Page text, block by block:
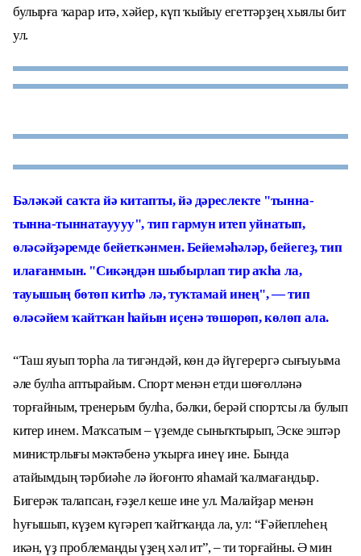
булырға ҡарар итә, хәйер, күп ҡыйыу егеттәрҙең хыялы бит
ул.
Бәләкәй саҡта йә китапты, йә дәреслекте "тынна-
тынна-тыннатауууу", тип гармун итеп уйнатып,
өләсәйҙәремде бейеткәнмен. Бейемәһәләр, бейегеҙ, тип
илағанмын. "Сикәңдән шыбырлап тир аҡһа ла,
тауышың бөтөп китһә лә, туҡтамай инең", — тип
өләсәйем ҡайтҡан һайын иҫенә төшөрөп, көлөп ала.
“Таш яуып торһа ла тигәндәй, көн дә йүгерергә сығыуыма
әле булһа аптырайым. Спорт менән етди шөғөлләнә
торғайным, тренерым булһа, бәлки, берәй спортсы ла булып
китер инем. Маҡсатым – үҙемде сыныҡтырып, Эске эштәр
министрлығы мәктәбенә уҡырға инеү ине. Бында
атайымдың тәрбиәһе лә йоғонто яһамай ҡалмағандыр.
Бигерәк талапсан, ғәҙел кеше ине ул. Малайҙар менән
һуғышып, күҙем күгәреп ҡайтҡанда ла, ул: “Ғәйеплеһең
икән, үҙ проблемаңды үҙең хәл ит”, – ти торғайны. Ә мин